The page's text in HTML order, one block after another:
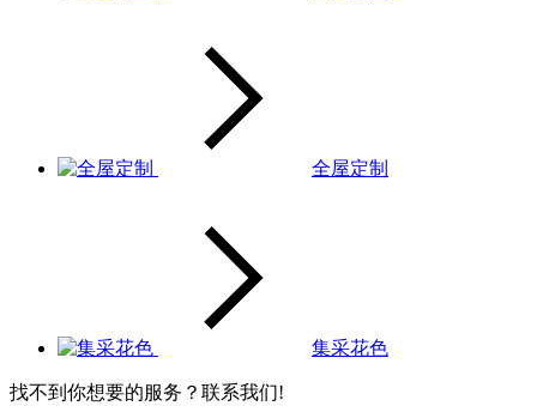
全屋定制
集采花色
找不到你想要的服务？联系我们!